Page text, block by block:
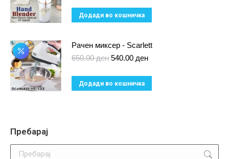
chosen
on
product
page
Додади во кошничка
Рачен миксер - Scarlett
650.00ден Original
was:
650.00 ден.
540.00 денCurrent
is:
Додади во кошничка
Пребарај